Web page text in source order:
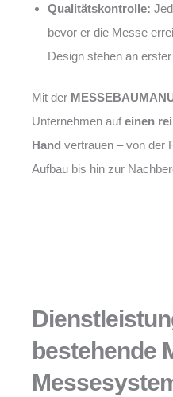
Qualitätskontrolle:
bevor er die Messe
Design stehen an
Mit der
Unternehmen auf einen
Hand vertrauen – von der
Aufbau bis hin zur
bestehende